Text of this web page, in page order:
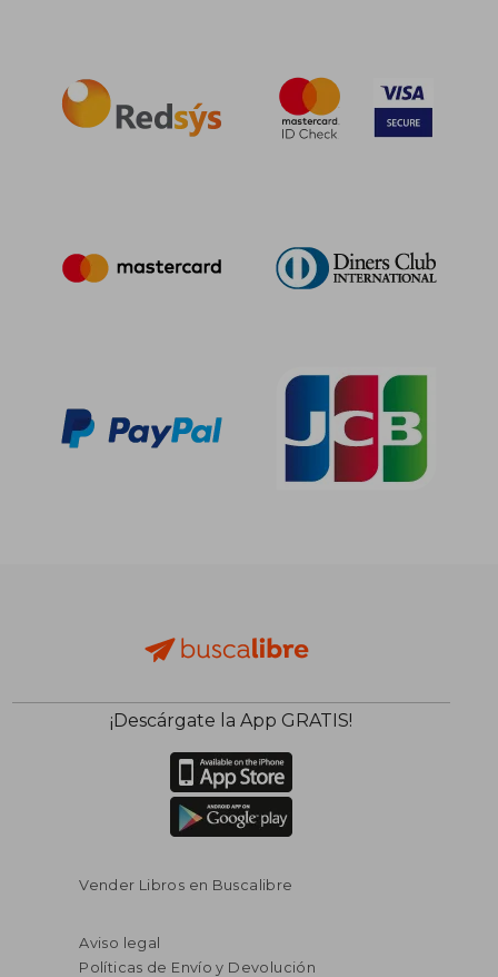
¡Descárgate la App GRATIS!
Vender Libros en Buscalibre
Aviso legal
Políticas de Envío y Devolución